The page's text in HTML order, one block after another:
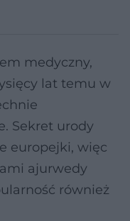
medyczny,
lat temu w
Sekret urody
europejki, więc
ajurwedy
również